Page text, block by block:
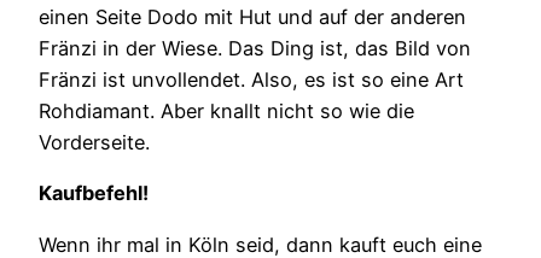
einen Seite Dodo mit Hut und auf der anderen
Fränzi in der Wiese. Das Ding ist, das Bild von
Fränzi ist unvollendet. Also, es ist so eine Art
Rohdiamant. Aber knallt nicht so wie die
Vorderseite.
Kaufbefehl!
Wenn ihr mal in Köln seid, dann kauft euch eine